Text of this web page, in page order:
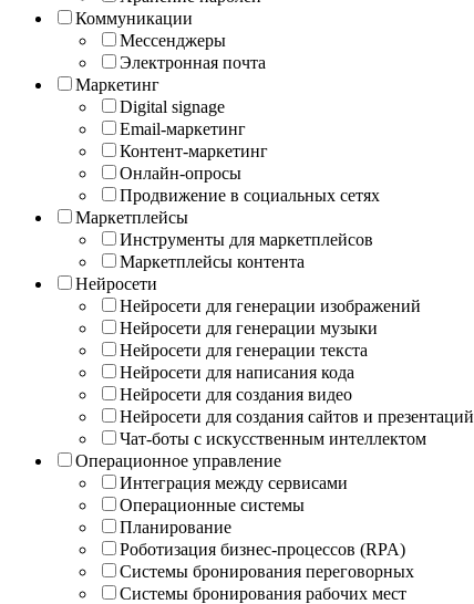
Коммуникации
Мессенджеры
Электронная почта
Маркетинг
Digital signage
Email-маркетинг
Контент-маркетинг
Онлайн-опросы
Продвижение в социальных сетях
Маркетплейсы
Инструменты для маркетплейсов
Маркетплейсы контента
Нейросети
Нейросети для генерации изображений
Нейросети для генерации музыки
Нейросети для генерации текста
Нейросети для написания кода
Нейросети для создания видео
Нейросети для создания сайтов и презентаций
Чат-боты с искусственным интеллектом
Операционное управление
Интеграция между сервисами
Операционные системы
Планирование
Роботизация бизнес-процессов (RPA)
Системы бронирования переговорных
Системы бронирования рабочих мест